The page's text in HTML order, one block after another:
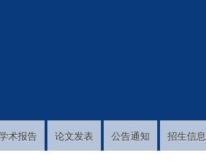
术报告 论文发表 公告通知 招生信息